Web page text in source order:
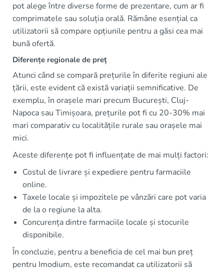
pot alege între diverse forme de prezentare, cum ar fi
comprimatele sau soluția orală. Rămâne esențial ca
utilizatorii să compare opțiunile pentru a găsi cea mai
bună ofertă.
Diferențe regionale de preț
Atunci când se compară prețurile în diferite regiuni ale
țării, este evident că există variații semnificative. De
exemplu, în orașele mari precum București, Cluj-
Napoca sau Timișoara, prețurile pot fi cu 20-30% mai
mari comparativ cu localitățile rurale sau orașele mai
mici.
Aceste diferențe pot fi influențate de mai mulți factori:
Costul de livrare și expediere pentru farmaciile
online.
Taxele locale și impozitele pe vânzări care pot varia
de la o regiune la alta.
Concurența dintre farmaciile locale și stocurile
disponibile.
În concluzie, pentru a beneficia de cel mai bun preț
pentru Imodium, este recomandat ca utilizatorii să